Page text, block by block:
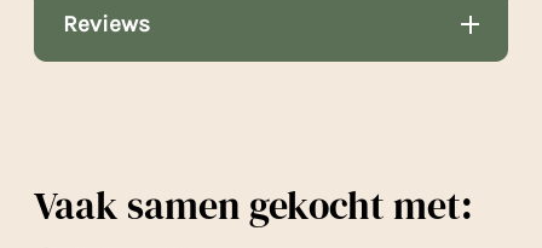
Reviews
Vaak samen gekocht met: